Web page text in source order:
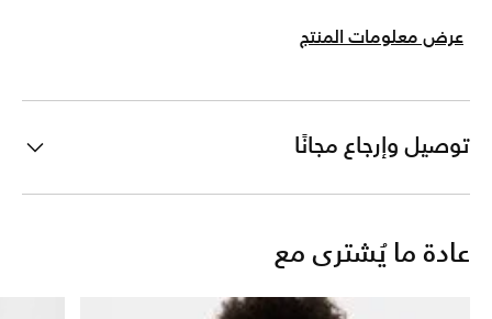
عرض معلومات المنتج
توصيل وإرجاع مجانًا
عادة ما يُشترى مع